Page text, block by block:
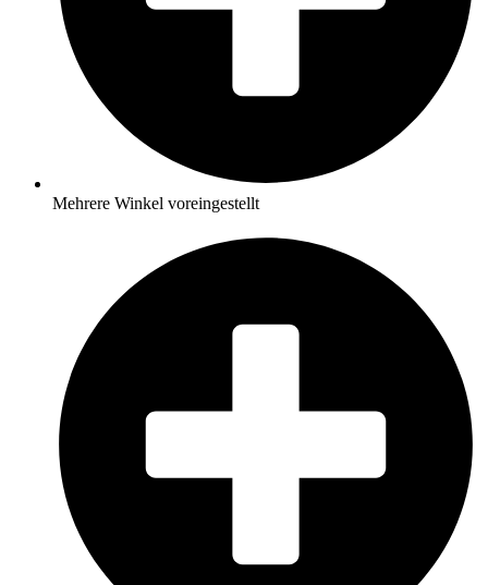
Mehrere Winkel voreingestellt